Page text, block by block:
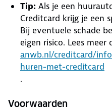
Tip: Als je een
Creditcard krijg je een
Bij eventuele schade
eigen risico. Lees meer
anwb.nl/creditcard/
huren-met-creditcard
.
Voorwaarden